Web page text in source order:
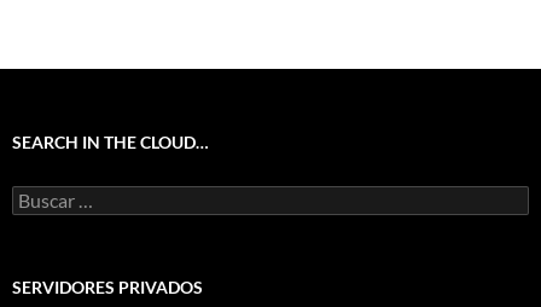
SEARCH IN THE CLOUD…
Buscar:
SERVIDORES PRIVADOS